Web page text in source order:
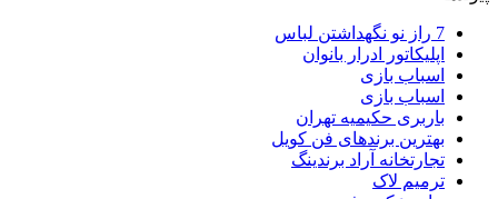
7 راز نو نگهداشتن لباس
اپلیکاتور ادرار بانوان
اسباب بازی
اسباب بازی
باربری حکیمیه تهران
بهترین برندهای فن کویل
تجارتخانه آراد برندینگ
ترمیم لاک